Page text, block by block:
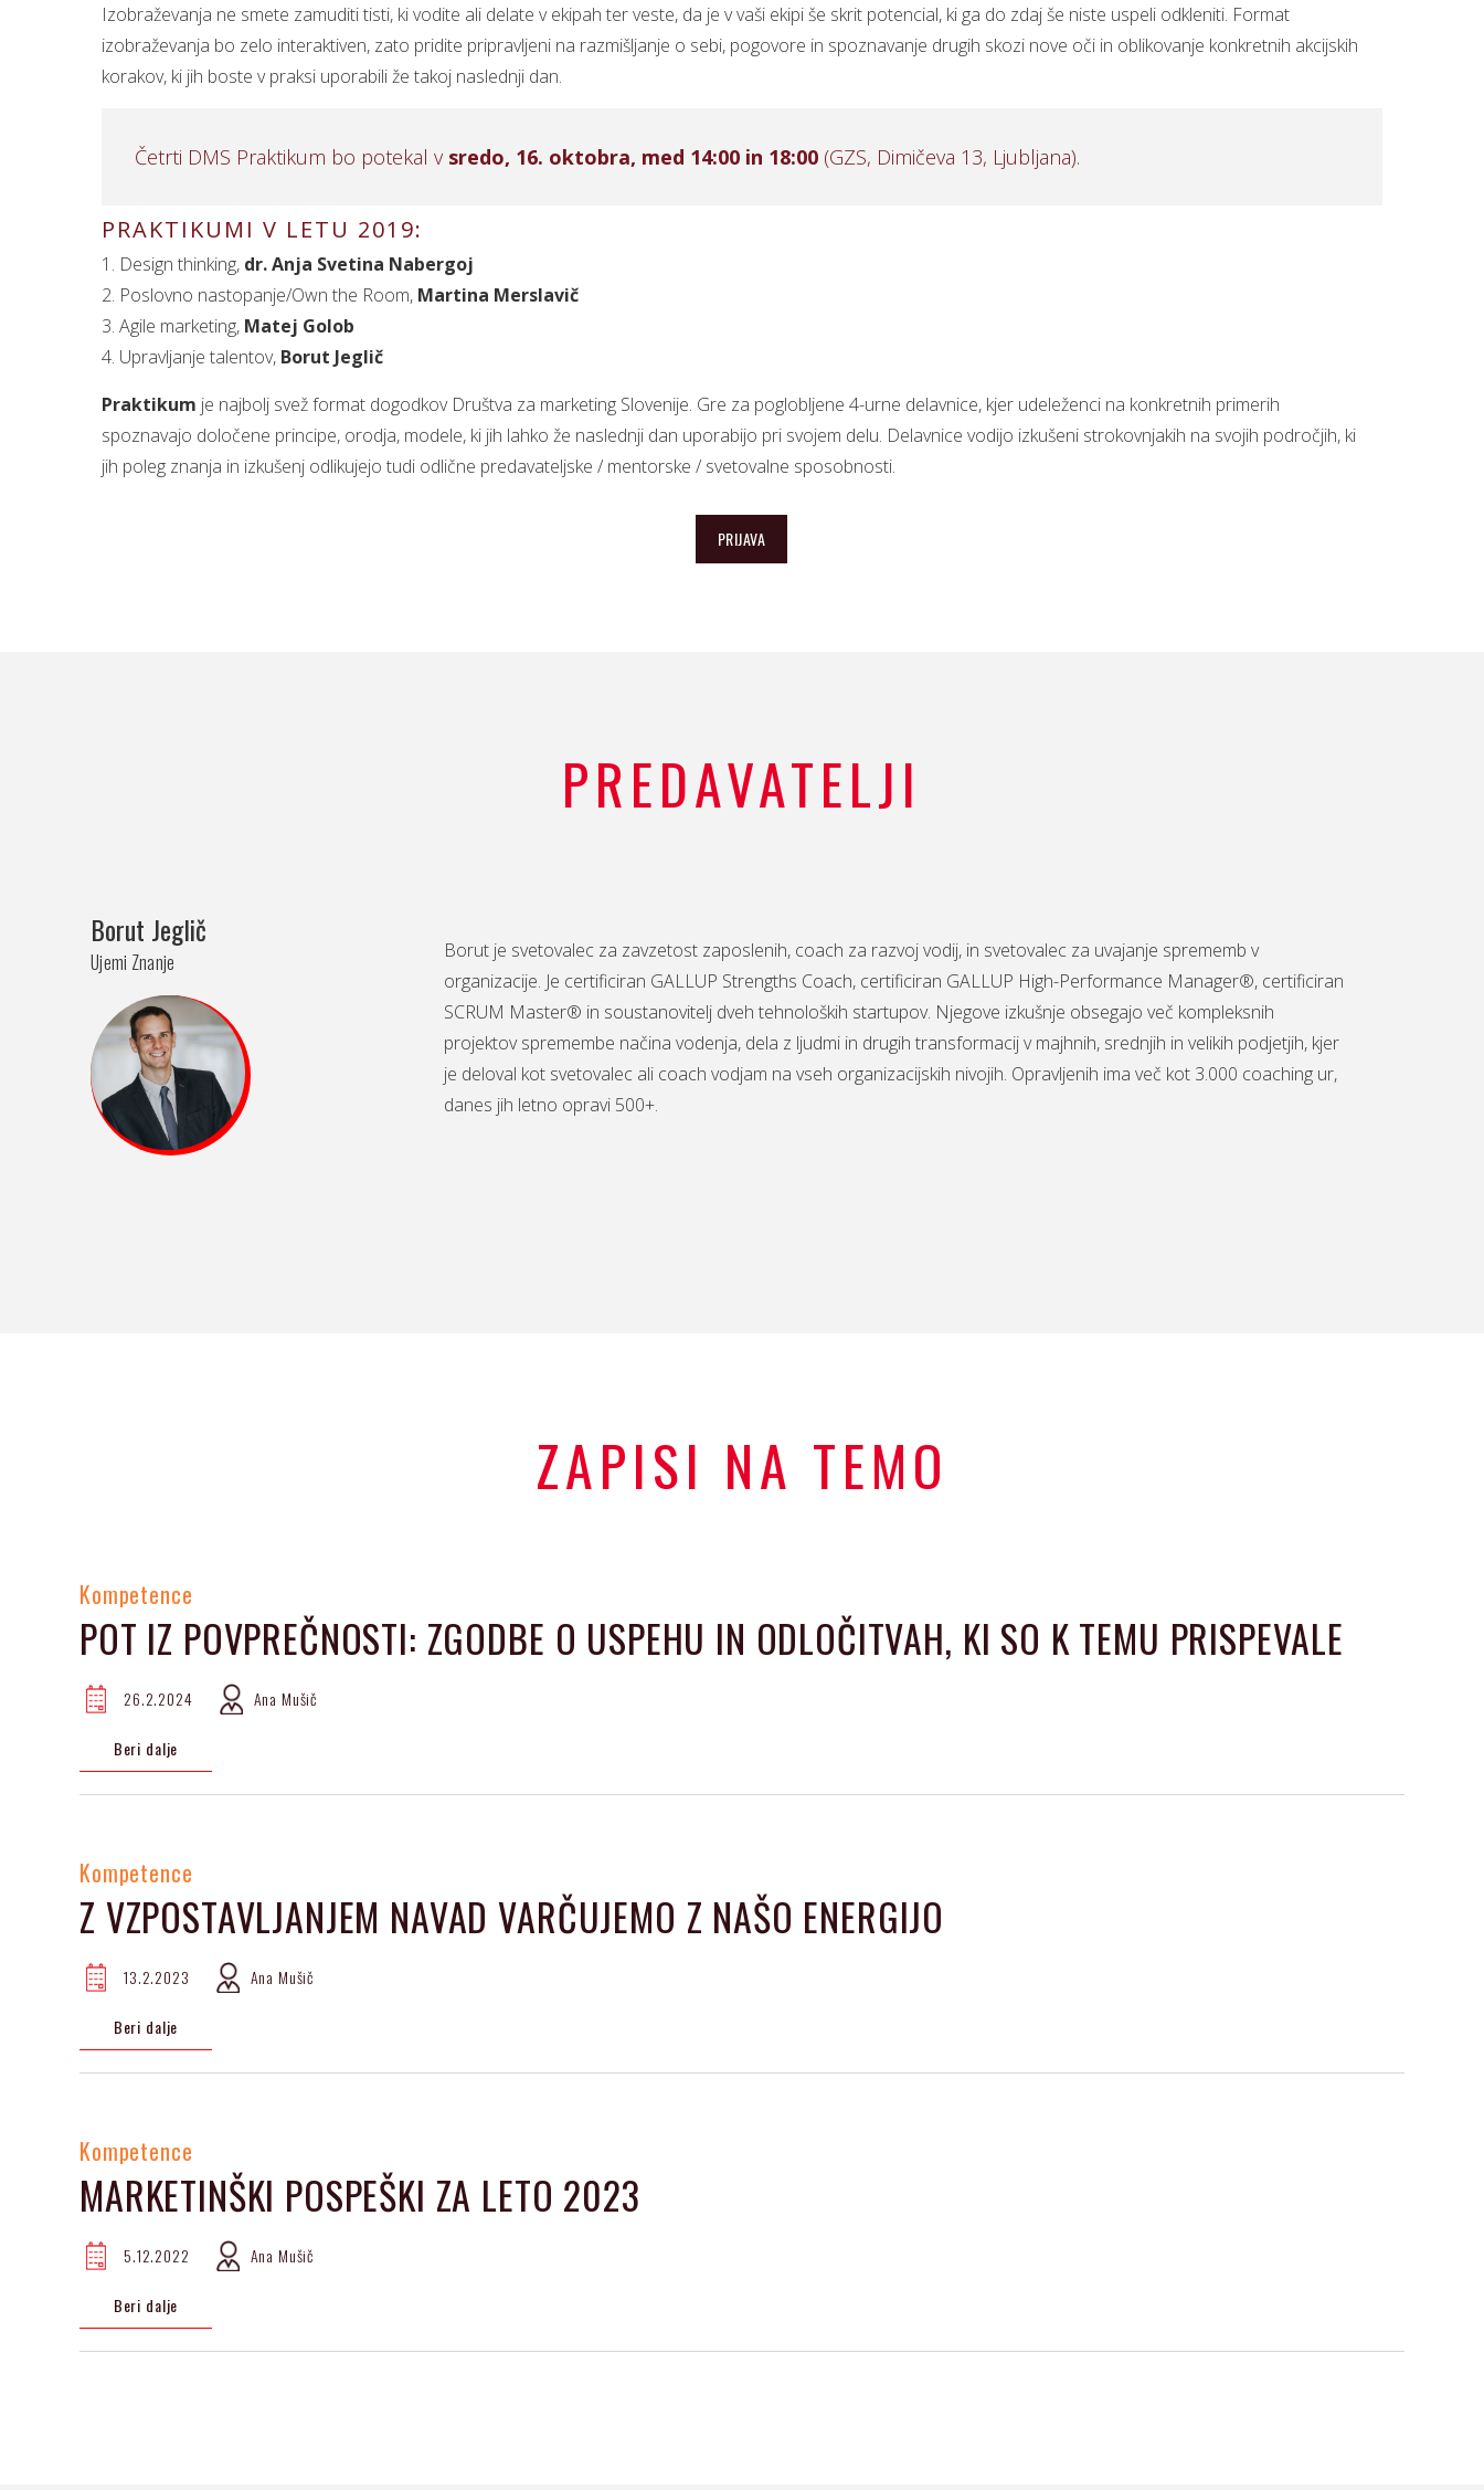
Izobraževanja ne smete zamuditi tisti, ki vodite ali delate v ekipah ter veste, da je v vaši ekipi še skrit potencial, ki ga do zdaj še niste uspeli odkleniti. Format
izobraževanja bo zelo interaktiven, zato pridite pripravljeni na razmišljanje o sebi, pogovore in spoznavanje drugih skozi nove oči in oblikovanje konkretnih akcijskih
korakov, ki jih boste v praksi uporabili že takoj naslednji dan.
Četrti DMS Praktikum bo potekal v sredo, 16. oktobra, med 14:00 in 18:00 (GZS, Dimičeva 13, Ljubljana).
PRAKTIKUMI V LETU 2019:
1. Design thinking, dr. Anja Svetina Nabergoj
2. Poslovno nastopanje/Own the Room, Martina Merslavič
3. Agile marketing, Matej Golob
4. Upravljanje talentov, Borut Jeglič
Praktikum je najbolj svež format dogodkov Društva za marketing Slovenije. Gre za poglobljene 4-urne delavnice, kjer udeleženci na konkretnih primerih
spoznavajo določene principe, orodja, modele, ki jih lahko že naslednji dan uporabijo pri svojem delu. Delavnice vodijo izkušeni strokovnjakih na svojih področjih, ki
jih poleg znanja in izkušenj odlikujejo tudi odlične predavateljske / mentorske / svetovalne sposobnosti.
PRIJAVA
PREDAVATELJI
Borut Jeglič
Ujemi Znanje
Borut je svetovalec za zavzetost zaposlenih, coach za razvoj vodij, in svetovalec za uvajanje sprememb v
organizacije. Je certificiran GALLUP Strengths Coach, certificiran GALLUP High-Performance Manager®, certificiran
SCRUM Master® in soustanovitelj dveh tehnoloških startupov. Njegove izkušnje obsegajo več kompleksnih
projektov spremembe načina vodenja, dela z ljudmi in drugih transformacij v majhnih, srednjih in velikih podjetjih, kjer
je deloval kot svetovalec ali coach vodjam na vseh organizacijskih nivojih. Opravljenih ima več kot 3.000 coaching ur,
danes jih letno opravi 500+.
ZAPISI NA TEMO
Kompetence
POT IZ POVPREČNOSTI: ZGODBE O USPEHU IN ODLOČITVAH, KI SO K TEMU PRISPEVALE
26.2.2024 Ana Mušič
Beri dalje
Kompetence
Z VZPOSTAVLJANJEM NAVAD VARČUJEMO Z NAŠO ENERGIJO
13.2.2023 Ana Mušič
Beri dalje
Kompetence
MARKETINŠKI POSPEŠKI ZA LETO 2023
5.12.2022 Ana Mušič
Beri dalje